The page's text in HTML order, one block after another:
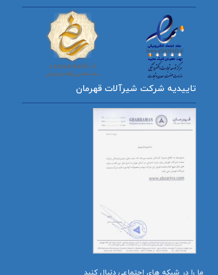
تاییدیه شرکت شیرآلات قهرمان
ما را در شبکه های اجتماعی دنبال کنید